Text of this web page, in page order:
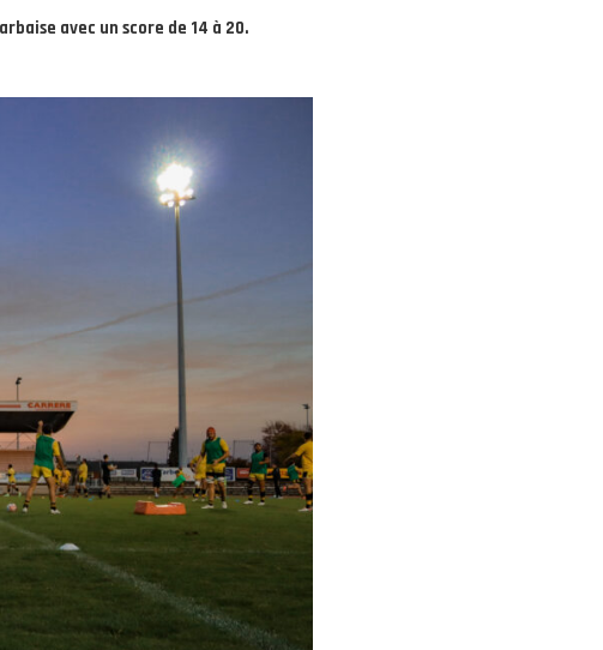
avec un score de 14 à 20.